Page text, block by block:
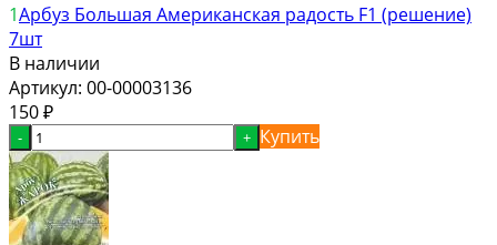
1Арбуз Большая Американская радость F1 (решение)
7шт
В наличии
Артикул: 00-00003136
150 ₽
- + Купить